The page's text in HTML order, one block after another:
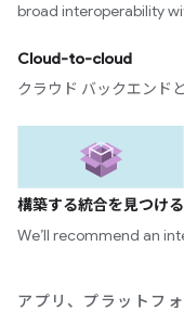
broad interoperability
Cloud-to-cloud
クラウド バックエンド
構築する統合を見つける
We’ll recommend an
アプリ、プラットフ